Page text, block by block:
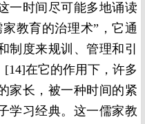
一时间尽可能多地诵读
教育的治理术”，它通
制度来规训、管理和引
[14]在它的作用下，许多
家长，被一种时间的紧
学习经典。这一儒家教